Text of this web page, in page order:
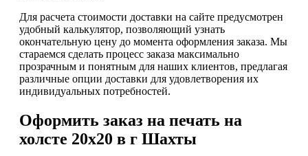
Для расчета стоимости доставки на сайте предусмотрен
удобный калькулятор, позволяющий узнать
окончательную цену до момента оформления заказа. Мы
стараемся сделать процесс заказа максимально
прозрачным и понятным для наших клиентов, предлагая
различные опции доставки для удовлетворения их
индивидуальных потребностей.
Оформить заказ на печать на
холсте 20х20 в г Шахты